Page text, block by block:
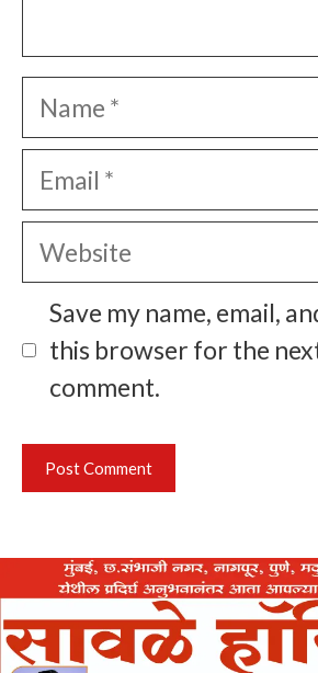
Name
Email
Website
Save my name, email,
this browser for the
comment.